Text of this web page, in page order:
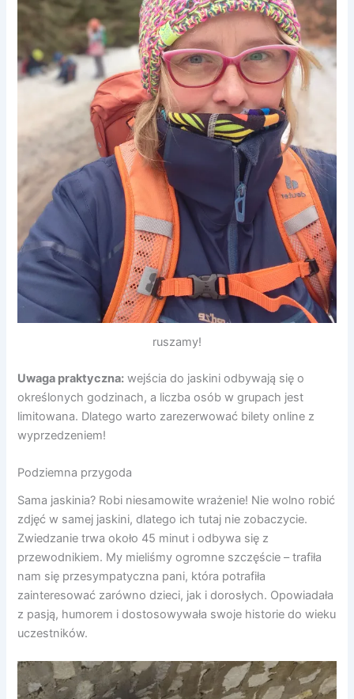
ruszamy!
Uwaga praktyczna: wejścia do jaskini odbywają się o
określonych godzinach, a liczba osób w grupach jest
limitowana. Dlatego warto zarezerwować bilety online z
wyprzedzeniem!
Podziemna przygoda
Sama jaskinia? Robi niesamowite wrażenie! Nie wolno robić
zdjęć w samej jaskini, dlatego ich tutaj nie zobaczycie.
Zwiedzanie trwa około 45 minut i odbywa się z
przewodnikiem. My mieliśmy ogromne szczęście – trafiła
nam się przesympatyczna pani, która potrafiła
zainteresować zarówno dzieci, jak i dorosłych. Opowiadała
z pasją, humorem i dostosowywała swoje historie do wieku
uczestników.